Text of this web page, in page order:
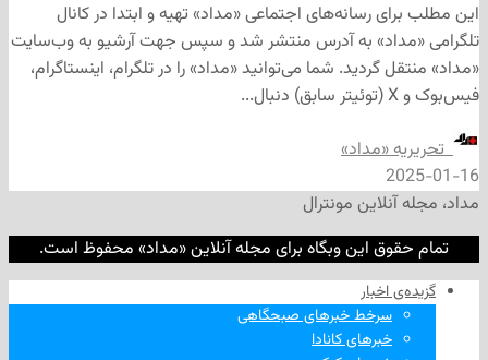
رسانه‌های اجتماعی «مداد» تهیه و ابتدا در کانال
به آدرس منتشر شد و سپس جهت آرشیو به وب‌سایت
گردید. شما می‌توانید «مداد» را در تلگرام، اینستاگرام،
«مداد»
مونترال
این وبگاه برای مجله آنلاین «مداد» محفوظ است.
اخبار
سرخط خبرهای صبحگاهی
خبرهای کانادا